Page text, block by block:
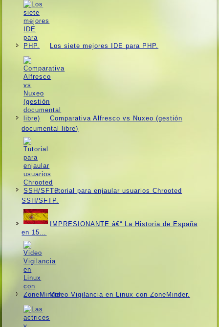
Los siete mejores IDE para PHP.
Comparativa Alfresco vs Nuxeo (gestión
documental libre)
Tutorial para enjaular usuarios Chrooted
SSH/SFTP.
IMPRESIONANTE â€“ La Historia de España
en 15…
Video Vigilancia en Linux con ZoneMinder.